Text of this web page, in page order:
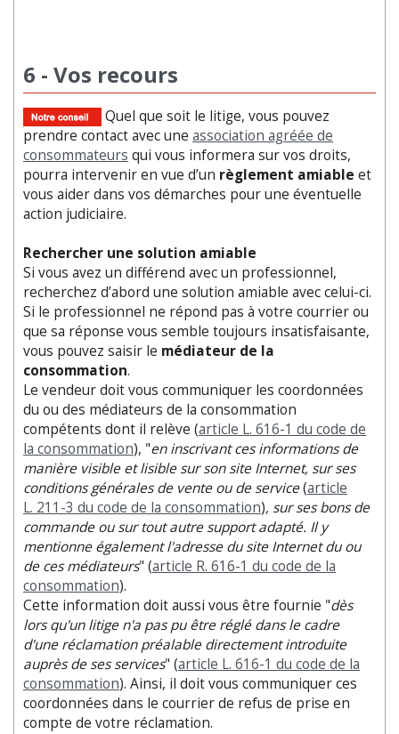
6 - Vos recours
Quel que soit le litige, vous pouvez
prendre contact avec une association agréée de
consommateurs qui vous informera sur vos droits,
pourra intervenir en vue d’un règlement amiable et
vous aider dans vos démarches pour une éventuelle
action judiciaire.
Rechercher une solution amiable
Si vous avez un différend avec un professionnel,
recherchez d’abord une solution amiable avec celui-ci.
Si le professionnel ne répond pas à votre courrier ou
que sa réponse vous semble toujours insatisfaisante,
vous pouvez saisir le médiateur de la
consommation.
Le vendeur doit vous communiquer les coordonnées
du ou des médiateurs de la consommation
compétents dont il relève (article L. 616-1 du code de
la consommation), "en inscrivant ces informations de
manière visible et lisible sur son site Internet, sur ses
conditions générales de vente ou de service(article
L. 211-3 du code de la consommation), sur ses bons de
commande ou sur tout autre support adapté. Il y
mentionne également l'adresse du site Internet du ou
de ces médiateurs" (article R. 616-1 du code de la
consommation).
Cette information doit aussi vous être fournie "dès
lors qu'un litige n'a pas pu être réglé dans le cadre
d'une réclamation préalable directement introduite
auprès de ses services" (article L. 616-1 du code de la
consommation). Ainsi, il doit vous communiquer ces
coordonnées dans le courrier de refus de prise en
compte de votre réclamation.